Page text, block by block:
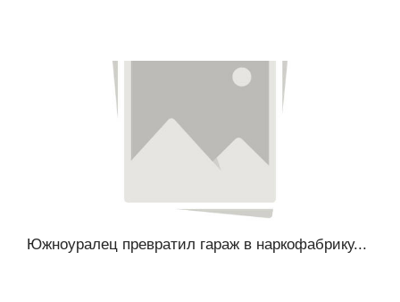
Южноуралец превратил гараж в наркофабрику...